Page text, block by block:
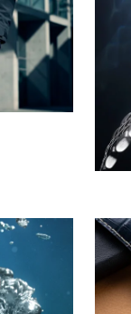
Nyheter